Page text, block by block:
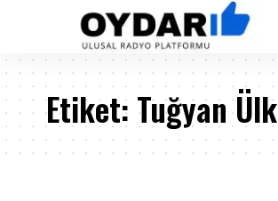
Etiket: Tuğyan